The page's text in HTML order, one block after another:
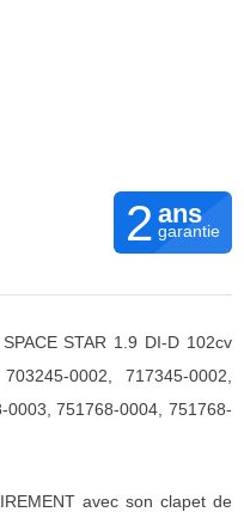
2 ans
garantie
STAR 1.9 DI-D 102cv
0002, 717345-0002,
751768-0004, 751768-
avec son clapet de